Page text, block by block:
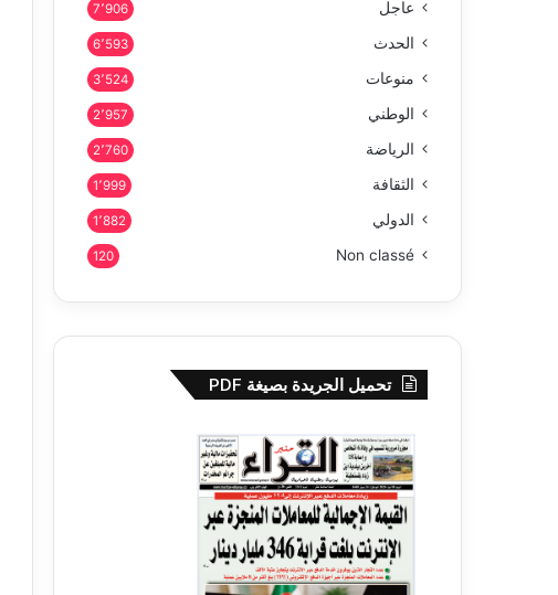
عاجل 7٬906
الحدث 6٬593
منوعات 3٬524
الوطني 2٬957
الرياضة 2٬760
الثقافة 1٬999
الدولي 1٬882
Non classé
120
تحميل الجريدة بصيغة PDF